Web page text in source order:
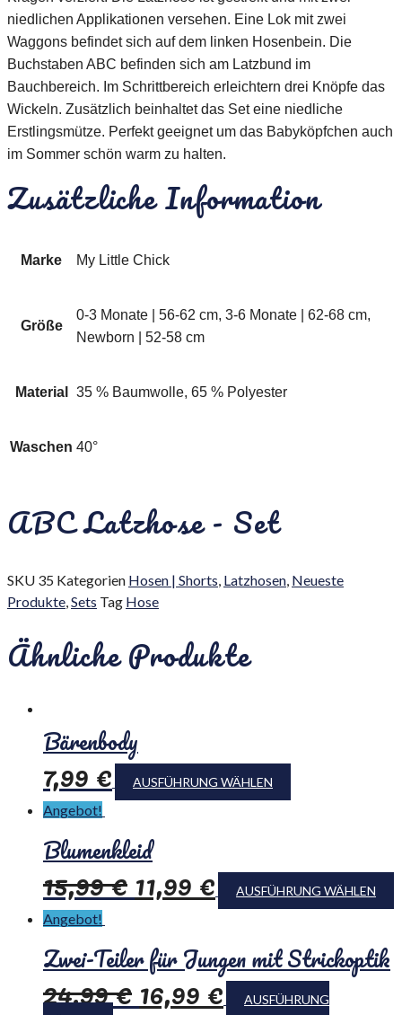
niedlichen Applikationen versehen. Eine Lok mit zwei
Waggons befindet sich auf dem linken Hosenbein. Die
Buchstaben ABC befinden sich am Latzbund im
Bauchbereich. Im Schrittbereich erleichtern drei Knöpfe das
Wickeln. Zusätzlich beinhaltet das Set eine niedliche
Erstlingsmütze. Perfekt geeignet um das Babyköpfchen auch
im Sommer schön warm zu halten.
Zusätzliche Information
Marke My Little Chick
Größe
0-3 Monate | 56-62 cm, 3-6 Monate | 62-68 cm,
Newborn | 52-58 cm
Material 35 % Baumwolle, 65 % Polyester
Waschen 40°
ABC Latzhose - Set
SKU 35 Kategorien Hosen | Shorts, Latzhosen, Neueste
Produkte,Sets Tag Hose
Ähnliche Produkte
Bärenbody
7,99€ AUSFÜHRUNG WÄHLEN
Angebot!
Blumenkleid
15,99€11,99€ AUSFÜHRUNG WÄHLEN
Angebot!
Zwei-Teiler für Jungen mit Strickoptik
24,99€16,99€
AUSFÜHRUNG